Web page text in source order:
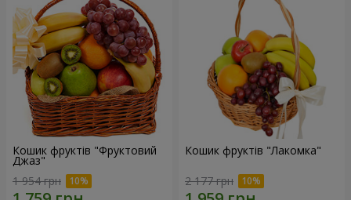
Кошик фруктів "Фруктовий
Джаз"
1 954 грн
Кошик фруктів "Лакомка"
2 177 грн